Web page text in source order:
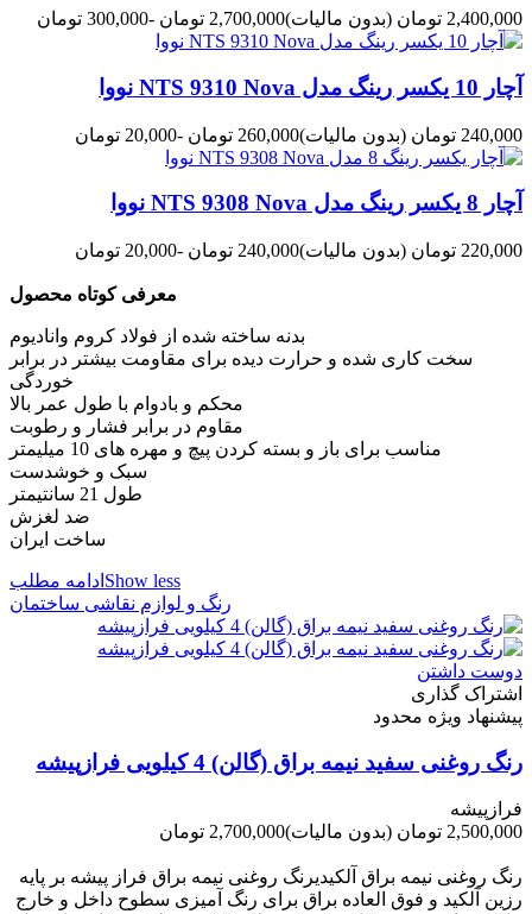
2,400,000 تومان (بدون مالیات)2,700,000 تومان -300,000 تومان
آچار 10 یکسر رینگ مدل NTS 9310 Nova نووا
240,000 تومان (بدون مالیات)260,000 تومان -20,000 تومان
آچار 8 یکسر رینگ مدل NTS 9308 Nova نووا
220,000 تومان (بدون مالیات)240,000 تومان -20,000 تومان
معرفی کوتاه محصول
بدنه ساخته شده از فولاد کروم وانادیوم
سخت کاری شده و حرارت دیده برای مقاومت بیشتر در برابر
خوردگی
محکم و بادوام با طول عمر بالا
مقاوم در برابر فشار و رطوبت
مناسب برای باز و بسته کردن پیچ و مهره های 10 میلیمتر
سبک و خوشدست
طول 21 سانتیمتر
ضد لغزش
ساخت ایران
ادامه مطلب Show less
رنگ و لوازم نقاشی ساختمان
دوست داشتن
اشتراک گذاری
پیشنهاد ویژه محدود
رنگ روغنی سفید نیمه براق (گالن) 4 کیلویی فرازپیشه
فرازپیشه
2,500,000 تومان
(بدون مالیات)2,700,000 تومان
رنگ روغنی نیمه براق آلکیدیرنگ روغنی نیمه براق فراز پیشه بر پایه
رزین آلکید و فوق العاده براق برای رنگ آمیزی سطوح داخل و خارج